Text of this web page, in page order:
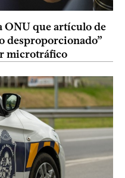
ONU que artículo de
desproporcionado”
microtráfico